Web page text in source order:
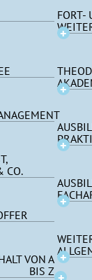
CO.
VON A
BIS Z
FORT-